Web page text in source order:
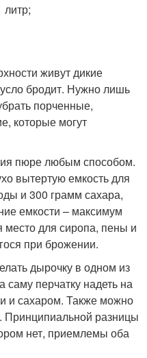
живут дикие
бродит. Нужно лишь
порченные,
которые могут
пюре любым способом.
вытертую емкость для
и 300 грамм сахара,
емкости – максимум
место для сиропа, пены и
при брожении.
дырочку в одном из
саму перчатку надеть на
и сахаром. Также можно
Принципиальной разницы
нет, приемлемы оба